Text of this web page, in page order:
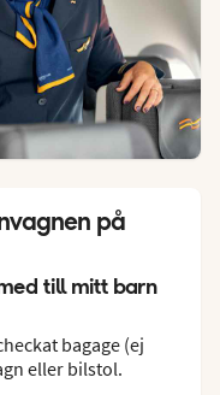
på
till mitt barn
bagage (ej
eller bilstol.